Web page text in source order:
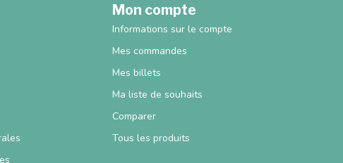
Mon compte
Informations sur le compte
Mes commandes
Mes billets
Ma liste de souhaits
Comparer
Tous les produits